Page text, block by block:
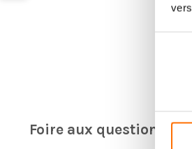
Foire aux questions